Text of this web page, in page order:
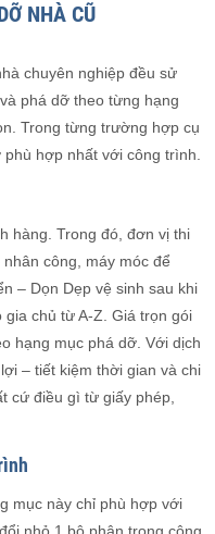
NHÀ CŨ
chuyên nghiệp đều sử
phá dỡ theo từng hạng
Trong từng trường hợp cụ
hợp nhất với công trình.
hàng. Trong đó, đơn vị thi
công, máy móc để
– Dọn Dẹp vệ sinh sau khi
chủ từ A-Z. Giá trọn gói
hạng mục phá dỡ. Với dịch
– tiết kiệm thời gian và chi
cứ điều gì từ giấy phép,
mục này chỉ phù hợp với